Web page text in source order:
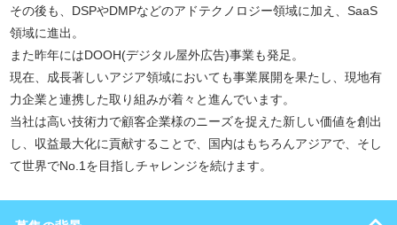
その後も、DSPやDMPなどのアドテクノロジー領域に加え、SaaS
領域に進出。
また昨年にはDOOH(デジタル屋外広告)事業も発足。
現在、成長著しいアジア領域においても事業展開を果たし、現地有
力企業と連携した取り組みが着々と進んでいます。
当社は高い技術力で顧客企業様のニーズを捉えた新しい価値を創出
し、収益最大化に貢献することで、国内はもちろんアジアで、そし
て世界でNo.1を目指しチャレンジを続けます。